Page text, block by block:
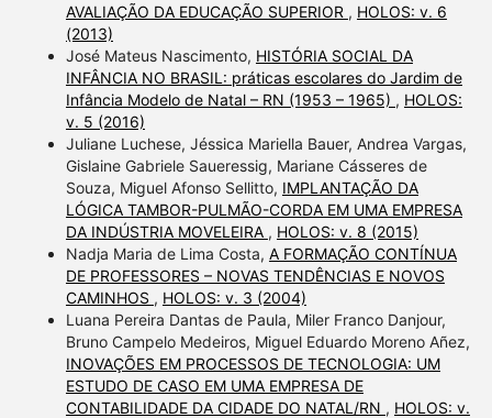
AVALIAÇÃO DA EDUCAÇÃO SUPERIOR , HOLOS: v. 6
(2013)
José Mateus Nascimento, HISTÓRIA SOCIAL DA
INFÂNCIA NO BRASIL: práticas escolares do Jardim de
Infância Modelo de Natal – RN (1953 – 1965) , HOLOS:
v. 5 (2016)
Juliane Luchese, Jéssica Mariella Bauer, Andrea Vargas,
Gislaine Gabriele Saueressig, Mariane Cásseres de
Souza, Miguel Afonso Sellitto, IMPLANTAÇÃO DA
LÓGICA TAMBOR-PULMÃO-CORDA EM UMA EMPRESA
DA INDÚSTRIA MOVELEIRA , HOLOS: v. 8 (2015)
Nadja Maria de Lima Costa, A FORMAÇÃO CONTÍNUA
DE PROFESSORES – NOVAS TENDÊNCIAS E NOVOS
CAMINHOS , HOLOS: v. 3 (2004)
Luana Pereira Dantas de Paula, Miler Franco Danjour,
Bruno Campelo Medeiros, Miguel Eduardo Moreno Añez,
INOVAÇÕES EM PROCESSOS DE TECNOLOGIA: UM
ESTUDO DE CASO EM UMA EMPRESA DE
CONTABILIDADE DA CIDADE DO NATAL/RN , HOLOS: v.